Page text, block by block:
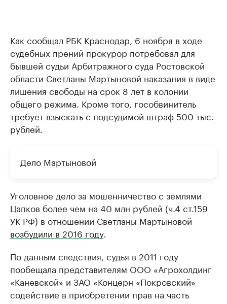
Как сообщал РБК Краснодар, 6 ноября в ходе
судебных прений прокурор потребовал для
бывшей судьи Арбитражного суда Ростовской
области Светланы Мартыновой наказания в виде
лишения свободы на срок 8 лет в колонии
общего режима. Кроме того, гособвинитель
требует взыскать с подсудимой штраф 500 тыс.
рублей.
Дело Мартыновой
Уголовное дело за мошенничество с землями
Цапков более чем на 40 млн рублей (ч.4 ст.159
УК РФ) в отношении Светланы Мартыновой
возбудили в 2016 году.
По данным следствия, судья в 2011 году
пообещала представителям ООО «Агрохолдинг
«Каневской» и ЗАО «Концерн «Покровский»
содействие в приобретении прав на часть